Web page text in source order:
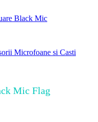
Microfoane si Casti
Mic Flag